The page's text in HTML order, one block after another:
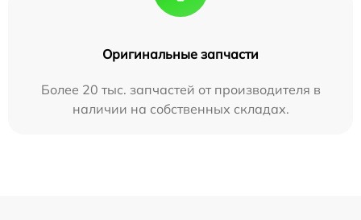
Оригинальные запчасти
Более 20 тыс. запчастей от производителя в
наличии на собственных складах.